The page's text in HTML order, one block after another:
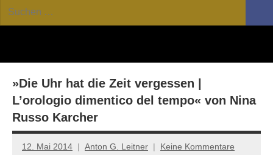
GEDICHT
Forum
von
Lyrik,
Essay
Suchen
»Die Uhr hat die Zeit vergessen |
L’orologio dimentico del tempo« von Nina
Russo Karcher
12. Mai 2014 Anton G. Leitner Keine Kommentare